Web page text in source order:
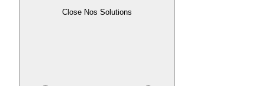
Close Nos Solutions